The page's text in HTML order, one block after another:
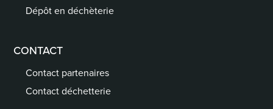
Dépôt en déchèterie
CONTACT
Contact partenaires
Contact déchetterie